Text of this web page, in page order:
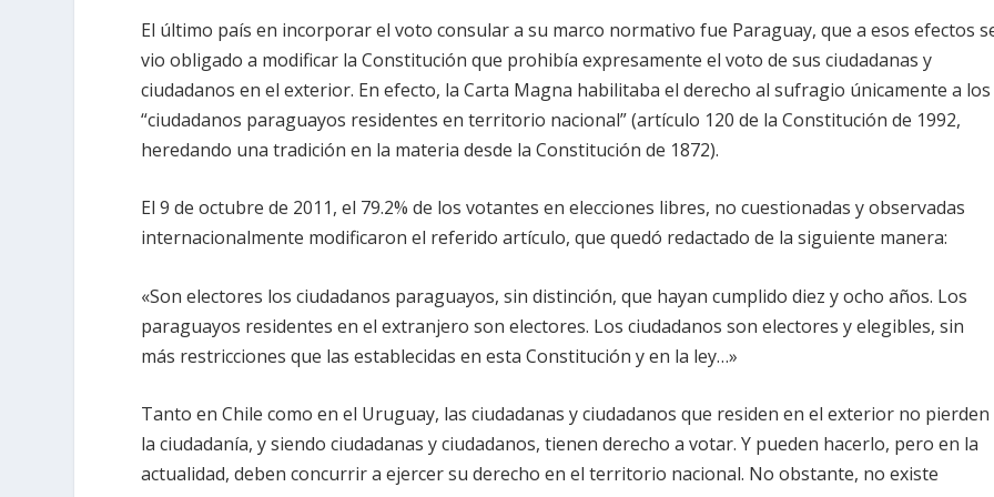
El último país en incorporar el voto consular a su marco normativo fue Paraguay, que a esos efectos
vio obligado a modificar la Constitución que prohibía expresamente el voto de sus ciudadanas y
ciudadanos en el exterior. En efecto, la Carta Magna habilitaba el derecho al sufragio únicamente a los
“ciudadanos paraguayos residentes en territorio nacional” (artículo 120 de la Constitución de 1992,
heredando una tradición en la materia desde la Constitución de 1872).
El 9 de octubre de 2011, el 79.2% de los votantes en elecciones libres, no cuestionadas y observadas
internacionalmente modificaron el referido artículo, que quedó redactado de la siguiente manera:
«Son electores los ciudadanos paraguayos, sin distinción, que hayan cumplido diez y ocho años. Los
paraguayos residentes en el extranjero son electores. Los ciudadanos son electores y elegibles, sin
más restricciones que las establecidas en esta Constitución y en la ley…»
Tanto en Chile como en el Uruguay, las ciudadanas y ciudadanos que residen en el exterior no pierden
la ciudadanía, y siendo ciudadanas y ciudadanos, tienen derecho a votar. Y pueden hacerlo, pero en la
actualidad, deben concurrir a ejercer su derecho en el territorio nacional. No obstante, no existe